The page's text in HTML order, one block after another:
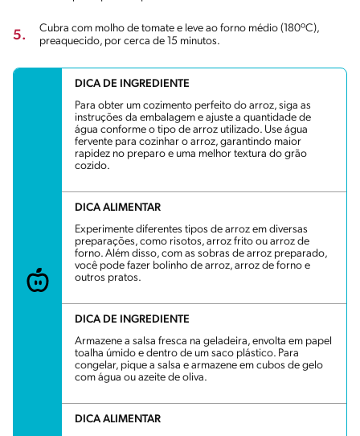
5.
Cubra com molho de tomate e leve ao forno médio (180ºC),
preaquecido, por cerca de 15 minutos.
DICA DE INGREDIENTE
Para obter um cozimento perfeito do arroz, siga as
instruções da embalagem e ajuste a quantidade de
água conforme o tipo de arroz utilizado. Use água
fervente para cozinhar o arroz, garantindo maior
rapidez no preparo e uma melhor textura do grão
cozido.
DICA ALIMENTAR
Experimente diferentes tipos de arroz em diversas
preparações, como risotos, arroz frito ou arroz de
forno. Além disso, com as sobras de arroz preparado,
você pode fazer bolinho de arroz, arroz de forno e
outros pratos.
DICA DE INGREDIENTE
Armazene a salsa fresca na geladeira, envolta em papel
toalha úmido e dentro de um saco plástico. Para
congelar, pique a salsa e armazene em cubos de gelo
com água ou azeite de oliva.
DICA ALIMENTAR